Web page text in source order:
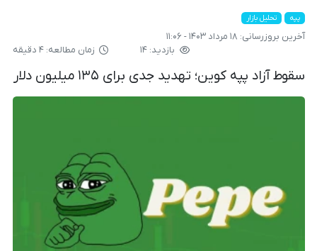
پپه تحلیل بازار
آخرین بروزرسانی: ۱۸ مرداد ۱۴۰۳ - ۱۱:۰۶
بازدید: ۱۴
زمان مطالعه: ۴ دقیقه
سقوط آزاد پپه کوین؛ تهدید جدی برای ۱۳۵ میلیون دلار